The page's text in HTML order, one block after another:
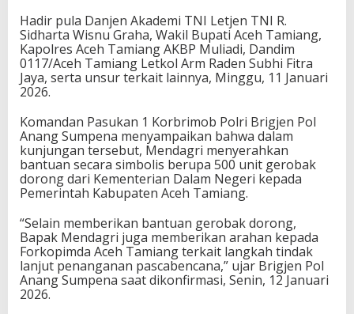
Hadir pula Danjen Akademi TNI Letjen TNI R.
Sidharta Wisnu Graha, Wakil Bupati Aceh Tamiang,
Kapolres Aceh Tamiang AKBP Muliadi, Dandim
0117/Aceh Tamiang Letkol Arm Raden Subhi Fitra
Jaya, serta unsur terkait lainnya, Minggu, 11 Januari
2026.
Komandan Pasukan 1 Korbrimob Polri Brigjen Pol
Anang Sumpena menyampaikan bahwa dalam
kunjungan tersebut, Mendagri menyerahkan
bantuan secara simbolis berupa 500 unit gerobak
dorong dari Kementerian Dalam Negeri kepada
Pemerintah Kabupaten Aceh Tamiang.
“Selain memberikan bantuan gerobak dorong,
Bapak Mendagri juga memberikan arahan kepada
Forkopimda Aceh Tamiang terkait langkah tindak
lanjut penanganan pascabencana,” ujar Brigjen Pol
Anang Sumpena saat dikonfirmasi, Senin, 12 Januari
2026.